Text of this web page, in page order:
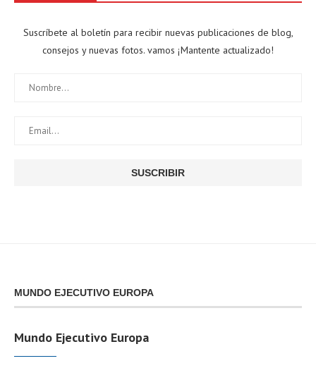
Suscríbete al boletín para recibir nuevas publicaciones de blog,
consejos y nuevas fotos. vamos ¡Mantente actualizado!
MUNDO EJECUTIVO EUROPA
Mundo Ejecutivo Europa